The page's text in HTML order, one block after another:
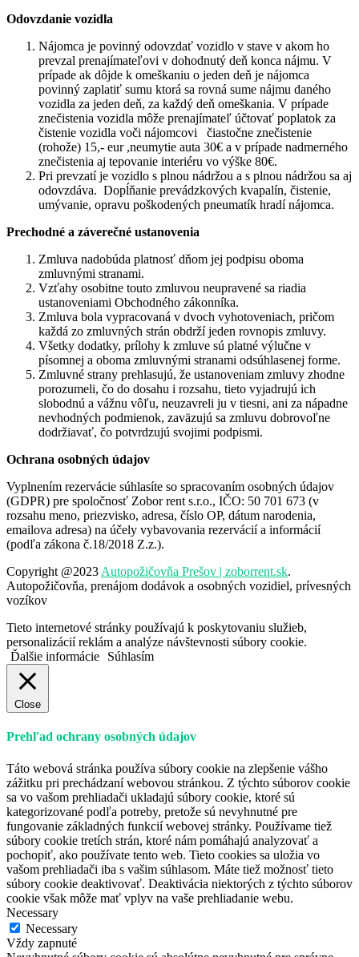
Odovzdanie vozidla
Nájomca je povinný odovzdať vozidlo v stave v akom ho
prevzal prenajímateľovi v dohodnutý deň konca nájmu. V
prípade ak dôjde k omeškaniu o jeden deň je nájomca
povinný zaplatiť sumu ktorá sa rovná sume nájmu daného
vozidla za jeden deň, za každý deň omeškania. V prípade
znečistenia vozidla môže prenajímateľ účtovať poplatok za
čistenie vozidla voči nájomcovi čiastočne znečistenie
(rohože) 15,- eur ,neumytie auta 30€ a v prípade nadmerného
znečistenia aj tepovanie interiéru vo výške 80€.
Pri prevzatí je vozidlo s plnou nádržou a s plnou nádržou sa aj
odovzdáva. Dopĺňanie prevádzkových kvapalín, čistenie,
umývanie, opravu poškodených pneumatík hradí nájomca.
Prechodné a záverečné ustanovenia
Zmluva nadobúda platnosť dňom jej podpisu oboma
zmluvnými stranami.
Vzťahy osobitne touto zmluvou neupravené sa riadia
ustanoveniami Obchodného zákonníka.
Zmluva bola vypracovaná v dvoch vyhotoveniach, pričom
každá zo zmluvných strán obdrží jeden rovnopis zmluvy.
Všetky dodatky, prílohy k zmluve sú platné výlučne v
písomnej a oboma zmluvnými stranami odsúhlasenej forme.
Zmluvné strany prehlasujú, že ustanoveniam zmluvy zhodne
porozumeli, čo do dosahu i rozsahu, tieto vyjadrujú ich
slobodnú a vážnu vôľu, neuzavreli ju v tiesni, ani za nápadne
nevhodných podmienok, zaväzujú sa zmluvu dobrovoľne
dodržiavať, čo potvrdzujú svojimi podpismi.
Ochrana osobných údajov
Vyplnením rezervácie súhlasíte so spracovaním osobných údajov
(GDPR) pre spoločnosť Zobor rent s.r.o., IČO: 50 701 673 (v
rozsahu meno, priezvisko, adresa, číslo OP, dátum narodenia,
emailova adresa) na účely vybavovania rezervácií a informácií
(podľa zákona č.18/2018 Z.z.).
Copyright @2023 Autopožičovňa Prešov | zoborrent.sk.
Autopožičovňa, prenájom dodávok a osobných vozidiel, prívesných
vozíkov
Tieto internetové stránky používajú k poskytovaniu služieb,
personalizácií reklám a analýze návštevnosti súbory cookie.
Ďalšie informácie
Súhlasím
Close
Prehľad ochrany osobných údajov
Táto webová stránka používa súbory cookie na zlepšenie vášho
zážitku pri prechádzaní webovou stránkou. Z týchto súborov cookie
sa vo vašom prehliadači ukladajú súbory cookie, ktoré sú
kategorizované podľa potreby, pretože sú nevyhnutné pre
fungovanie základných funkcií webovej stránky. Používame tiež
súbory cookie tretích strán, ktoré nám pomáhajú analyzovať a
pochopiť, ako používate tento web. Tieto cookies sa uložia vo
vašom prehliadači iba s vašim súhlasom. Máte tiež možnosť tieto
súbory cookie deaktivovať. Deaktivácia niektorých z týchto súborov
cookie však môže mať vplyv na vaše prehliadanie webu.
Necessary
Necessary
Vždy zapnuté